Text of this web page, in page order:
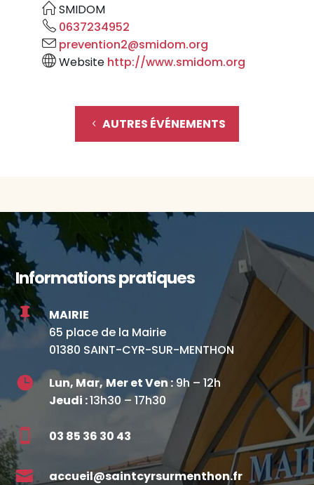
SMIDOM
0637234952
prevention2@smidom.org
Website http://www.smidom.org
AUTRES ÉVÉNEMENTS
Informations pratiques

MAIRIE
65 place de la Mairie
01380 SAINT-CYR-SUR-MENTHON
 Lun, Mar,Mer et Ven :9h – 12h
Jeudi :13h30 – 17h30
 03 85 36 30 43
 accueil@saintcyrsurmenthon.fr